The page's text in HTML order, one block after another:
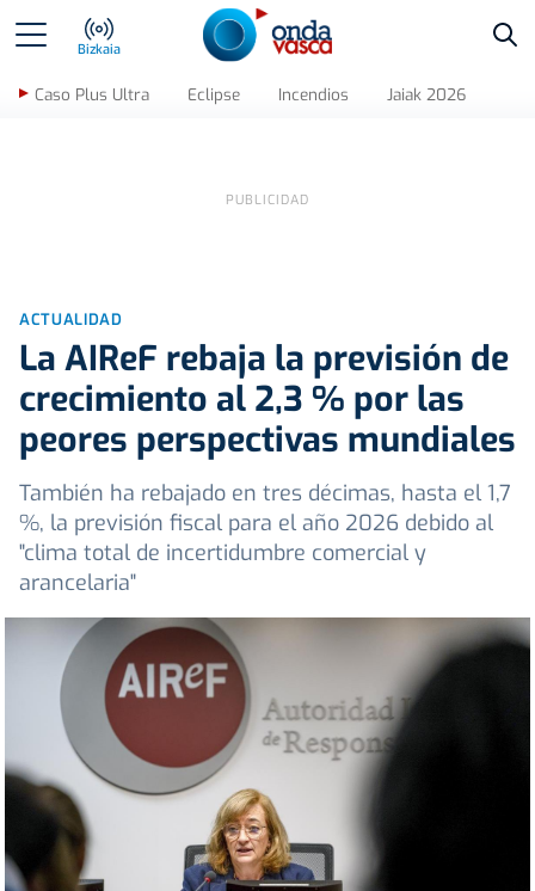
Bizkaia
Caso Plus Ultra Eclipse Incendios Jaiak 2026
ACTUALIDAD
La AIReF rebaja la previsión de
crecimiento al 2,3 % por las
peores perspectivas mundiales
También ha rebajado en tres décimas, hasta el 1,7
%, la previsión fiscal para el año 2026 debido al
"clima total de incertidumbre comercial y
arancelaria"